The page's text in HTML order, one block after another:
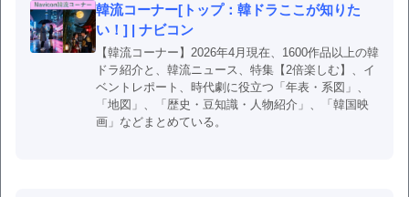
韓流コーナー[トップ：韓ドラここが知りた
い！] | ナビコン
【韓流コーナー】2026年4月現在、1600作品以上の韓
ドラ紹介と、韓流ニュース、特集【2倍楽しむ】、イ
ベントレポート、時代劇に役立つ「年表・系図」、
「地図」、「歴史・豆知識・人物紹介」、「韓国映
画」などまとめている。